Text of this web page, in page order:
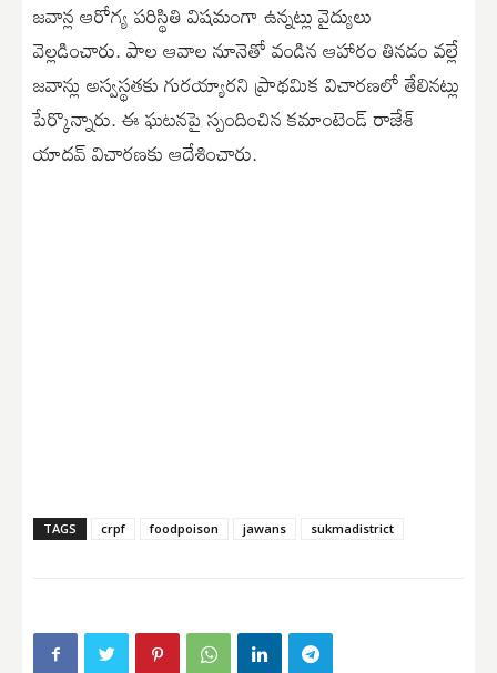
జవాన్ల ఆరోగ్య పరిస్థితి విషమంగా ఉన్నట్లు వైద్యులు
వెల్లడించారు. పాల ఆవాల నూనెతో వండిన ఆహారం తినడం వల్లే
జవాన్లు అస్వస్థతకు గురయ్యారని ప్రాథమిక విచారణలో తేలినట్లు
పేర్కొన్నారు. ఈ ఘటనపై స్పందించిన కమాంటెండ్ రాజేశ్
యాదవ్ విచారణకు ఆదేశించారు.
TAGS crpf foodpoison jawans sukmadistrict